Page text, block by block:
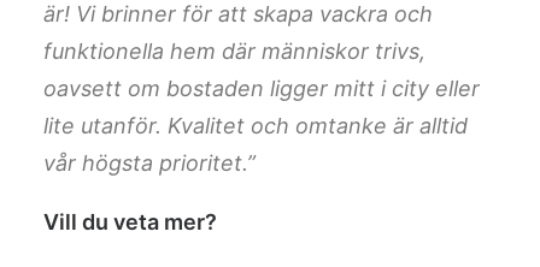
är! Vi brinner för att skapa vackra och
funktionella hem där människor trivs,
oavsett om bostaden ligger mitt i city eller
lite utanför. Kvalitet och omtanke är alltid
vår högsta prioritet.”
Vill du veta mer?